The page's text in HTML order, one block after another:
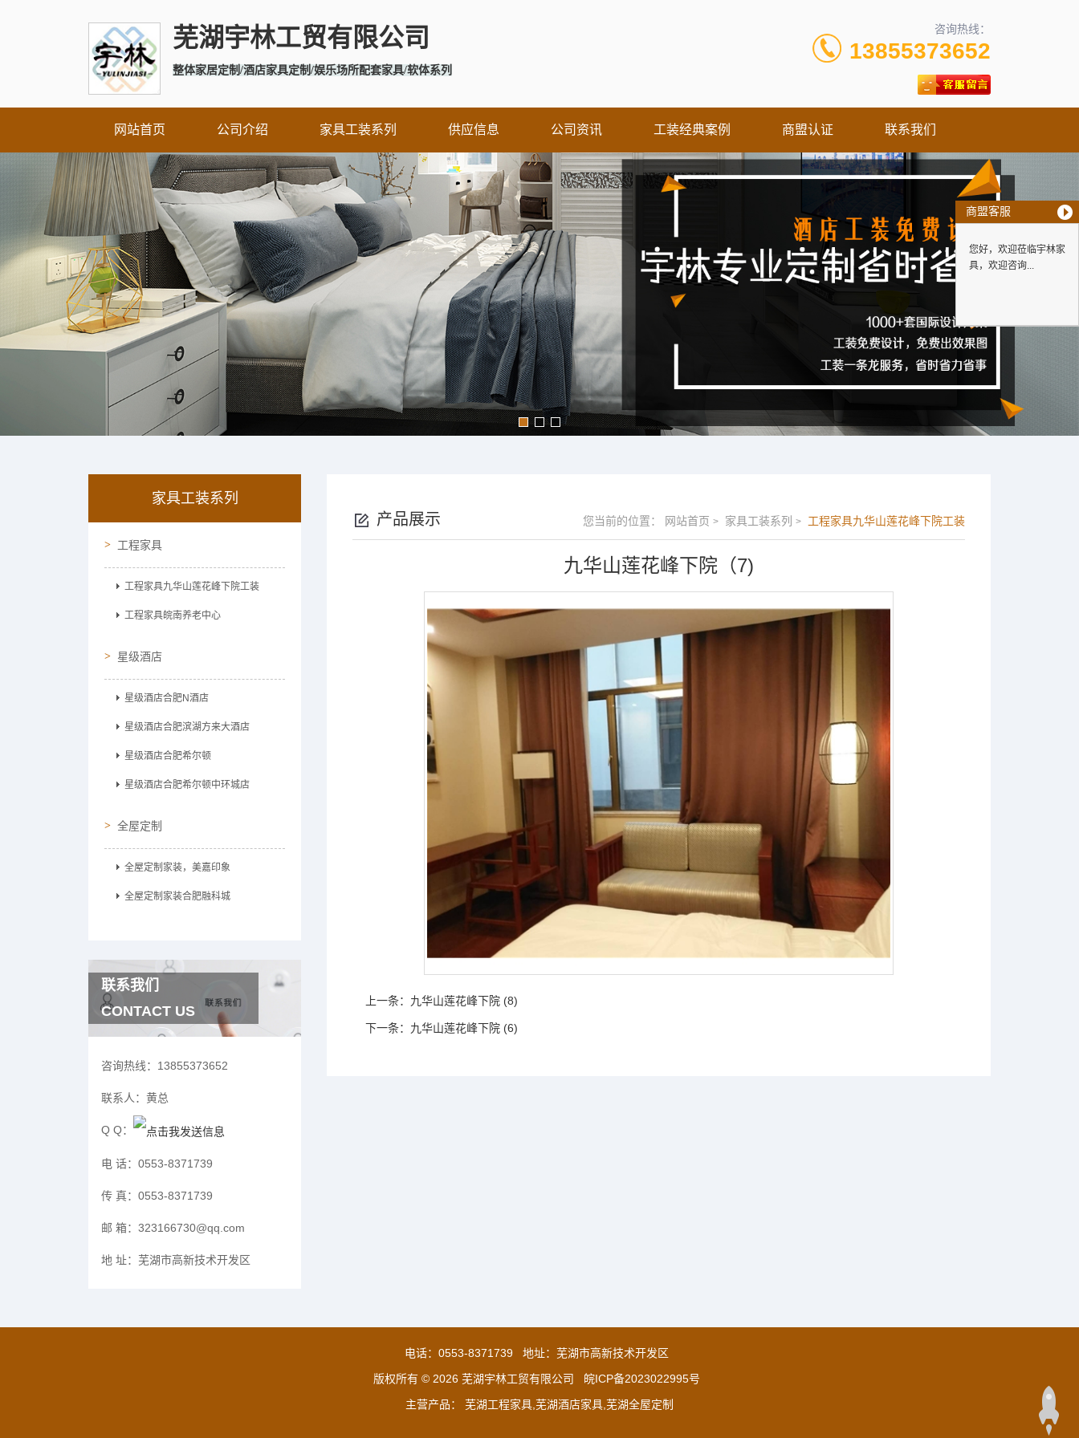
芜湖宇林工贸有限公司
整体家居定制/酒店家具定制/娱乐场所配套家具/软体系列
咨询热线：
13855373652
网站首页 公司介绍 家具工装系列 供应信息 公司资讯 工装经典案例 商盟认证 联系我们
家具工装系列
工程家具
工程家具九华山莲花峰下院工装
工程家具皖南养老中心
星级酒店
星级酒店合肥N酒店
星级酒店合肥滨湖方来大酒店
星级酒店合肥希尔顿
星级酒店合肥希尔顿中环城店
全屋定制
全屋定制家装，美嘉印象
全屋定制家装合肥融科城
联系我们
CONTACT US
咨询热线： 13855373652
联系人： 黄总
Q Q：
电 话： 0553-8371739
传 真： 0553-8371739
邮 箱： 323166730@qq.com
地 址： 芜湖市高新技术开发区
产品展示 您当前的位置： 网站首页 > 家具工装系列 > 工程家具九华山莲花峰下院工装
九华山莲花峰下院（7)
上一条： 九华山莲花峰下院 (8)
下一条： 九华山莲花峰下院 (6)
电话： 0553-8371739
地址：芜湖市高新技术开发区
版权所有 © 2026 芜湖宇林工贸有限公司
皖ICP备2023022995号
主营产品： 芜湖工程家具,芜湖酒店家具,芜湖全屋定制
商盟客服
您好，欢迎莅临宇林家
具，欢迎咨询...